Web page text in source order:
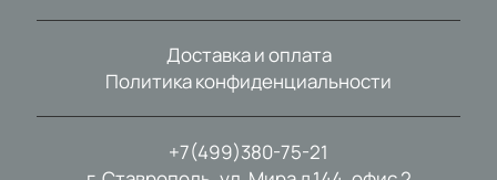
+7(499)380-75-21
Доставка и оплата
Политика конфиденциальности